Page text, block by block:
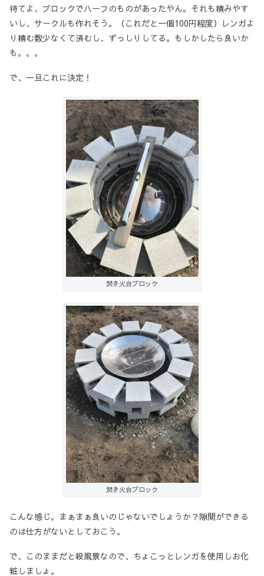
待てよ、ブロックでハーフのものがあったやん。それも積みやす
いし、サークルも作れそう。（これだと一個100円程度）レンガよ
り積む数少なくて済むし、ずっしりしてる。もしかしたら良いか
も。。。
で、一旦これに決定！
焚き火台ブロック
焚き火台ブロック
こんな感じ。まぁまぁ良いのじゃないでしょうか？隙間ができる
のは仕方がないとしておこう。
で、このままだと殺風景なので、ちょこっとレンガを使用しお化
粧しましょ。